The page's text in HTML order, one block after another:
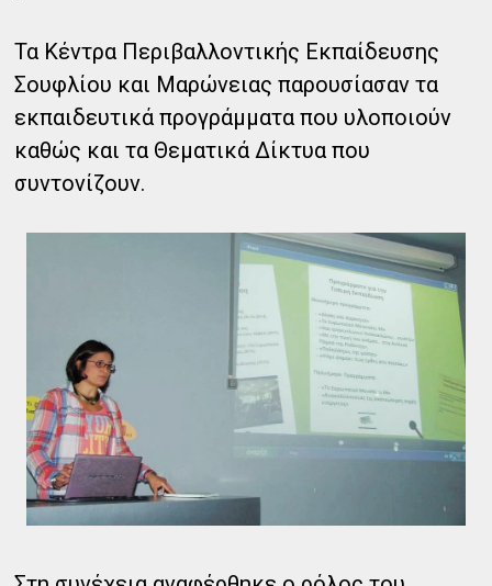
Τα Κέντρα Περιβαλλοντικής Εκπαίδευσης
Σουφλίου και Μαρώνειας παρουσίασαν τα
εκπαιδευτικά προγράμματα που υλοποιούν
καθώς και τα Θεματικά Δίκτυα που
συντονίζουν.